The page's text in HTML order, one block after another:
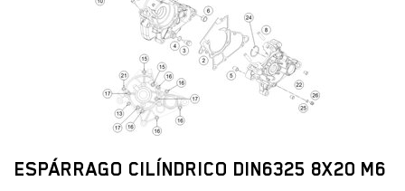
ESPÁRRAGO CILÍNDRICO DIN6325 8X20 M6